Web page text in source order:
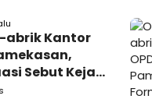
abrik Kantor
Sebut Kejari